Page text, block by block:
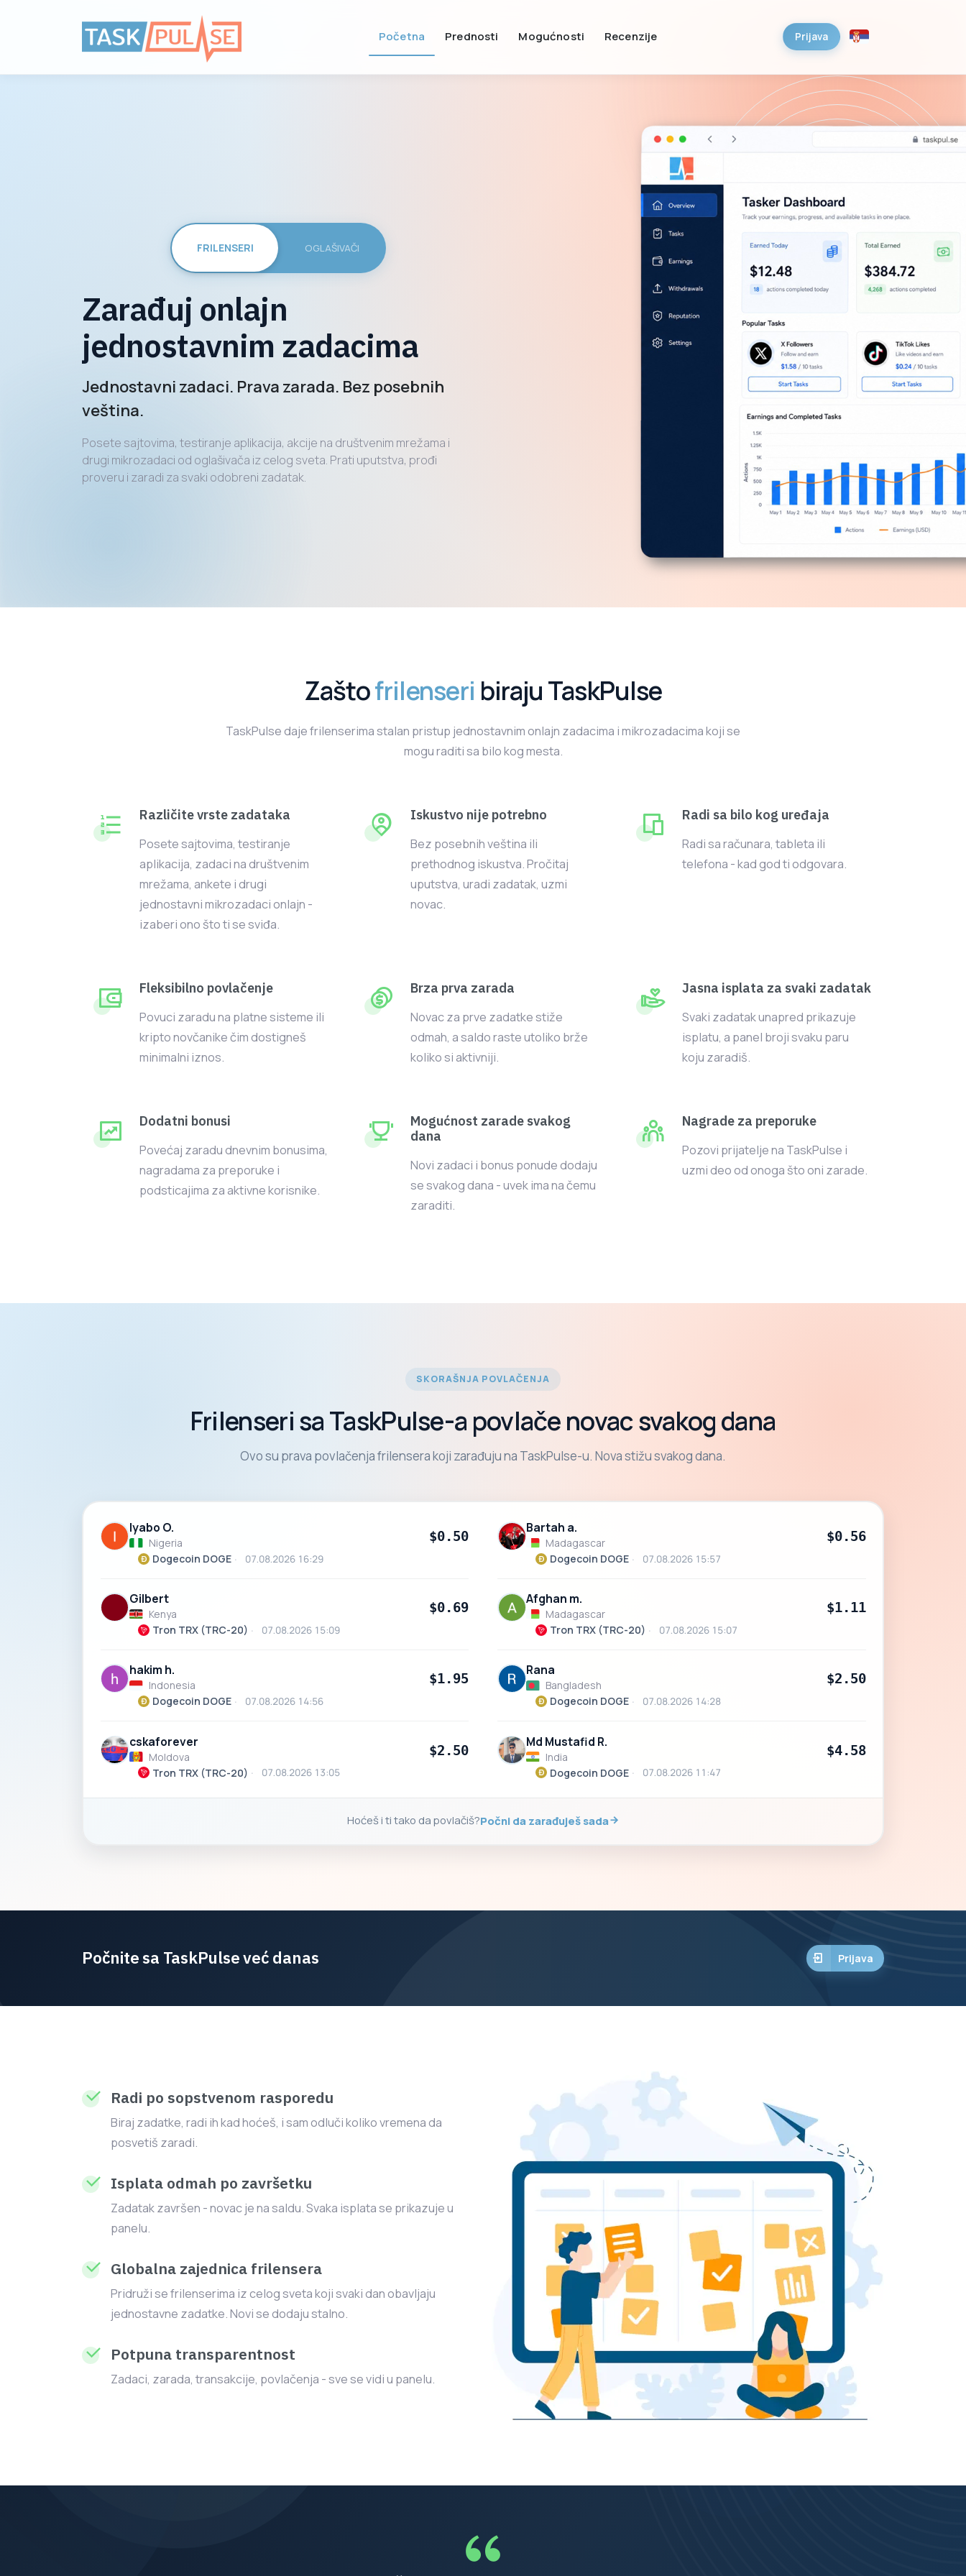
Početna Prednosti Mogućnosti Recenzije Prijava
Zarađuj onlajn
jednostavnim zadacima
Jednostavni zadaci. Prava zarada. Bez posebnih
veština.
Posete sajtovima, testiranje aplikacija, akcije na društvenim mrežama i
drugi mikrozadaci od oglašivača iz celog sveta. Prati uputstva, prođi
proveru i zaradi za svaki odobreni zadatak.
Zaštofrilenseri biraju TaskPulse
TaskPulse daje frilenserima stalan pristup jednostavnim onlajn zadacima i mikrozadacima koji se
mogu raditi sa bilo kog mesta.
Različite vrste zadataka
Posete sajtovima, testiranje
aplikacija, zadaci na društvenim
mrežama, ankete i drugi
jednostavni mikrozadaci onlajn -
izaberi ono što ti se sviđa.
Iskustvo nije potrebno
Bez posebnih veština ili
prethodnog iskustva. Pročitaj
uputstva, uradi zadatak, uzmi
novac.
Radi sa bilo kog uređaja
Radi sa računara, tableta ili
telefona - kad god ti odgovara.
Fleksibilno povlačenje
Povuci zaradu na platne sisteme ili
kripto novčanike čim dostigneš
minimalni iznos.
Brza prva zarada
Novac za prve zadatke stiže
odmah, a saldo raste utoliko brže
koliko si aktivniji.
Jasna isplata za svaki zadatak
Svaki zadatak unapred prikazuje
isplatu, a panel broji svaku paru
koju zaradiš.
Dodatni bonusi
Povećaj zaradu dnevnim bonusima,
nagradama za preporuke i
podsticajima za aktivne korisnike.
Mogućnost zarade svakog
dana
Novi zadaci i bonus ponude dodaju
se svakog dana - uvek ima na čemu
zaraditi.
Nagrade za preporuke
Pozovi prijatelje na TaskPulse i
uzmi deo od onoga što oni zarade.
SKORAŠNJA POVLAČENJA
Frilenseri sa TaskPulse-a povlače novac svakog dana
Ovo su prava povlačenja frilensera koji zarađuju na TaskPulse-u. Nova stižu svakog dana.
Iyabo O.
Nigeria $0.50
Dogecoin DOGE 07.08.2026 16:29
Bartah a.
Madagascar $0.56
Dogecoin DOGE 07.08.2026 15:57
Gilbert
Kenya $0.69
Tron TRX (TRC-20) 07.08.2026 15:09
Afghan m.
Madagascar $1.11
Tron TRX (TRC-20) 07.08.2026 15:07
hakim h.
Indonesia $1.95
Dogecoin DOGE 07.08.2026 14:56
Rana
Bangladesh $2.50
Dogecoin DOGE 07.08.2026 14:28
cskaforever
Moldova $2.50
Tron TRX (TRC-20) 07.08.2026 13:05
Md Mustafid R.
India $4.58
Dogecoin DOGE 07.08.2026 11:47
Hoćeš i ti tako da povlačiš?Počni da zarađuješ sada
Počnite sa TaskPulse već danas Prijava
Radi po sopstvenom rasporedu
Biraj zadatke, radi ih kad hoćeš, i sam odluči koliko vremena da
posvetiš zaradi.
Isplata odmah po završetku
Zadatak završen - novac je na saldu. Svaka isplata se prikazuje u
panelu.
Globalna zajednica frilensera
Pridruži se frilenserima iz celog sveta koji svaki dan obavljaju
jednostavne zadatke. Novi se dodaju stalno.
Potpuna transparentnost
Zadaci, zarada, transakcije, povlačenja - sve se vidi u panelu.